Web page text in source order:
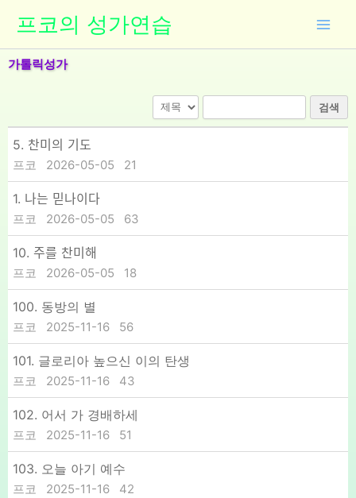
츠
로
뛰
프코의 성가연습
가톨릭성가
검색
5. 찬미의 기도
프코 2026-05-05 21
1. 나는 믿나이다
프코 2026-05-05 63
10. 주를 찬미해
프코 2026-05-05 18
100. 동방의 별
프코 2025-11-16 56
101. 글로리아 높으신 이의 탄생
프코 2025-11-16 43
102. 어서 가 경배하세
프코 2025-11-16 51
103. 오늘 아기 예수
프코 2025-11-16 42